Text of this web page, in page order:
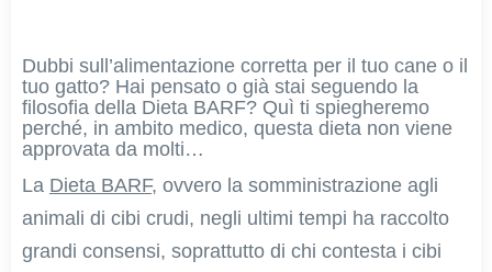
Dubbi sull’alimentazione corretta per il tuo cane o il
tuo gatto? Hai pensato o già stai seguendo la
filosofia della Dieta BARF? Quì ti spiegheremo
perché, in ambito medico, questa dieta non viene
approvata da molti…
La Dieta BARF, ovvero la somministrazione agli
animali di cibi crudi, negli ultimi tempi ha raccolto
grandi consensi, soprattutto di chi contesta i cibi